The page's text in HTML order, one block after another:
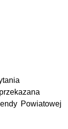
Powiatowej